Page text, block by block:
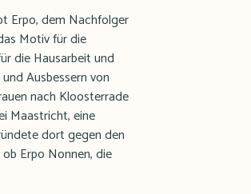
Erpo, dem Nachfolger
Motiv für die
die Hausarbeit und
Ausbessern von
nach Kloosterrade
Maastricht, eine
dort gegen den
Erpo Nonnen, die